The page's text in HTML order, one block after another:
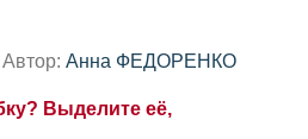
Анна ФЕДОРЕНКО
Выделите её,